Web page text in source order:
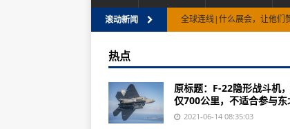
滚动新闻
全球连线|什么展会，让他们
走近“追象人”，看他们如何监
山西代县“6·10”透水事故救
从“木材生产”到“生态建设”：
热点
原标题：F-22隐形战斗机
仅700公里，不适合参与东
2021-06-14 08:35:03